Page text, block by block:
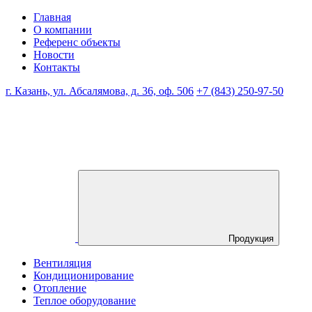
Главная
О компании
Референс объекты
Новости
Контакты
г. Казань, ул. Абсалямова, д. 36, оф. 506 +7 (843) 250-97-50
Продукция
Вентиляция
Кондиционирование
Отопление
Теплое оборудование